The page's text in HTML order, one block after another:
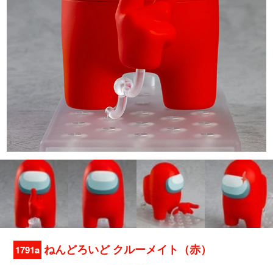
1791a ねんどろいど クルーメイト（赤）